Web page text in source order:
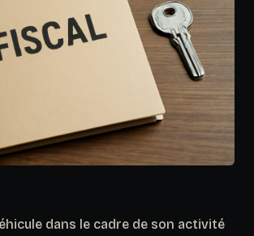
dans le cadre de son activité